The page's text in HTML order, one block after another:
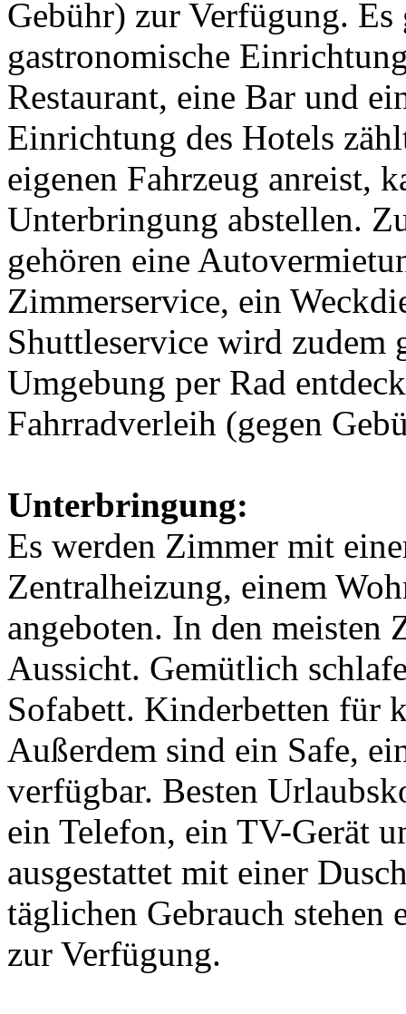
Gebühr) zur Verfügung. Es
gastronomische
Restaurant, eine Bar und
Einrichtung des Hotels
eigenen Fahrzeug anreist,
Unterbringung abstellen.
gehören eine
Zimmerservice, ein
Shuttleservice wird zudem
Umgebung per Rad
Fahrradverleih (gegen
Unterbringung:
Es werden Zimmer mit
Zentralheizung, einem
angeboten. In den
Aussicht. Gemütlich
Sofabett. Kinderbetten für
Außerdem sind ein Safe,
verfügbar. Besten
ein Telefon, ein TV-Gerät
ausgestattet mit einer
täglichen Gebrauch stehen
zur Verfügung.